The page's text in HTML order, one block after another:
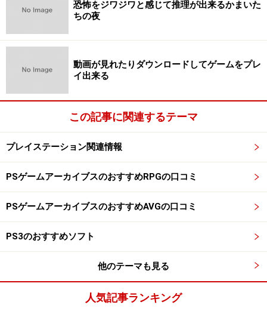
また、携帯電話用に以下の作品も展開されています。
アーマード・コア モバイルミッション
アーマード・コア モバイルミッション3（EZwebのみ）
これらの膨大なシリーズ作品の最新作が今回紹介する
『アーマード・コア4』です。
確かにとっつきは悪いかも…？
シリーズの特徴でした。しかし今回はその脱却を図ってい
『アーマード・コア』は難しい…。
恐怖をジワジワと感じて推理が出来るかまいた
ちの夜
動画が見れたりダウンロードしてゲームをプレ
イ出来る
この記事に関連するテーマ
プレイステーション関連情報
PSゲームアーカイブスのおすすめRPGの口コミ
PSゲームアーカイブスのおすすめAVGの口コミ
PS3のおすすめソフト
他のテーマも見る
人気記事ランキング